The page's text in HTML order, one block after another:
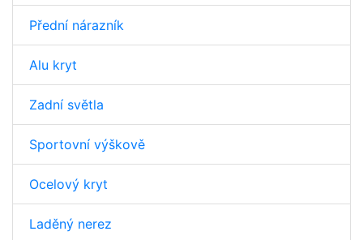
Přední nárazník
Alu kryt
Zadní světla
Sportovní výškově
Ocelový kryt
Laděný nerez